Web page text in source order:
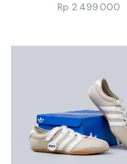
Rp 2.499.000